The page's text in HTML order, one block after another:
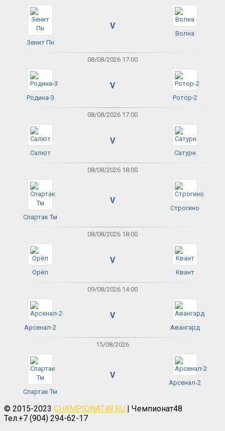
Зенит Пн
V
Волна
08/08/2026 17:00
Родина-3
V
Ротор-2
08/08/2026 17:00
Салют
V
Сатурн
08/08/2026 18:00
Спартак Тм
V
Строгино
08/08/2026 18:00
Орёл
V
Квант
09/08/2026 14:00
Арсенал-2
V
Авангард
15/08/2026
Спартак Тм
V
Арсенал-2
© 2015-2023 CHAMPIONAT48.RU | Чемпионат48
Тел.+7 (904) 294-62-17